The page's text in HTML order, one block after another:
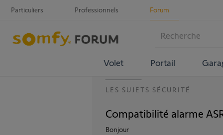
Particuliers Professionnels Forum
Volet Portail
LES SUJETS SÉCURITÉ
Compatibilité alarme
Bonjour